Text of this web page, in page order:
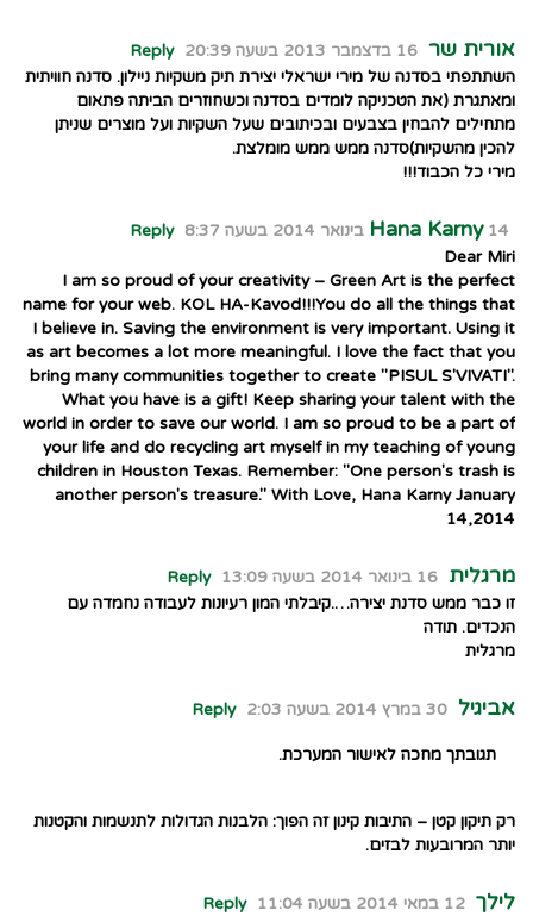
אורית שר 16 בדצמבר 2013 בשעה 20:39
Reply
השתתפתי בסדנה של מירי ישראלי יצירת תיק משקיות ניילון. סדנה חוויתית
ומאתגרת (את הטכניקה לומדים בסדנה וכשחוזרים הביתה פתאום
מתחילים להבחין בצבעים ובכיתובים שעל השקיות ועל מוצרים שניתן
להכין מהשקיות)סדנה ממש ממש מומלצת.
מירי כל הכבוד!!!
Hana Karny 14 בינואר 2014 בשעה 8:37
Reply
Dear Miri
I am so proud of your creativity – Green Art is the perfect
name for your web. KOL HA-Kavod!!!You do all the things that
I believe in. Saving the environment is very important. Using it
as art becomes a lot more meaningful. I love the fact that you
bring many communities together to create "PISUL S'VIVATI".
What you have is a gift! Keep sharing your talent with the
world in order to save our world. I am so proud to be a part of
your life and do recycling art myself in my teaching of young
children in Houston Texas. Remember: "One person's trash is
another person's treasure." With Love, Hana Karny January
14,2014
מרגלית 16 בינואר 2014 בשעה 13:09
Reply
זו כבר ממש סדנת יצירה….קיבלתי המון רעיונות לעבודה נחמדה עם
הנכדים. תודה
מרגלית
אביגיל 30 במרץ 2014 בשעה 2:03 Reply
תגובתך מחכה לאישור המערכת.
רק תיקון קטן – התיבות קינון זה הפוך: הלבנות הגדולות לתנשמות והקטנות
יותר המרובעות לבזים.
לילך 12 במאי 2014 בשעה 11:04
Reply